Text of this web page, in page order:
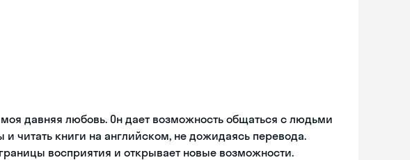
давняя любовь. Он дает возможность общаться с людьми
читать книги на английском, не дожидаясь перевода.
восприятия и открывает новые возможности.